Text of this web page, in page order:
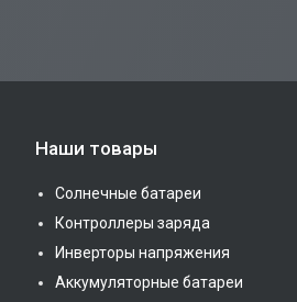
Наши товары
Солнечные батареи
Контроллеры заряда
Инверторы напряжения
Аккумуляторные батареи